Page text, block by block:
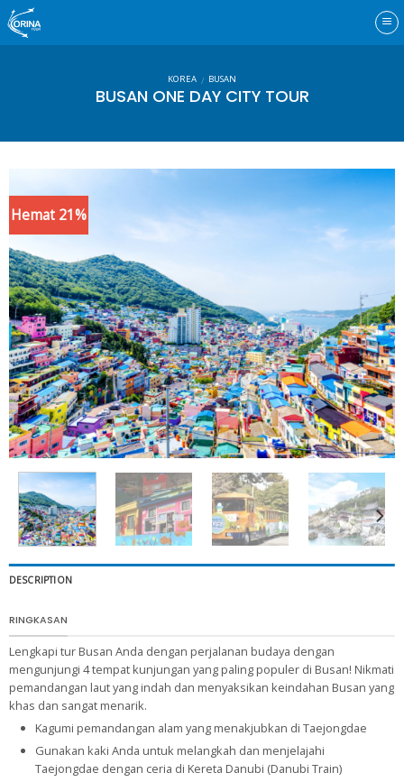
Skip
to
content
KOREA / BUSAN
BUSAN ONE DAY CITY TOUR
Hemat 21%
DESCRIPTION
RINGKASAN
Lengkapi tur Busan Anda dengan perjalanan budaya dengan
mengunjungi 4 tempat kunjungan yang paling populer di Busan! Nikmati
pemandangan laut yang indah dan menyaksikan keindahan Busan yang
khas dan sangat menarik.
Kagumi pemandangan alam yang menakjubkan di Taejongdae
Gunakan kaki Anda untuk melangkah dan menjelajahi
Taejongdae dengan ceria di Kereta Danubi (Danubi Train)